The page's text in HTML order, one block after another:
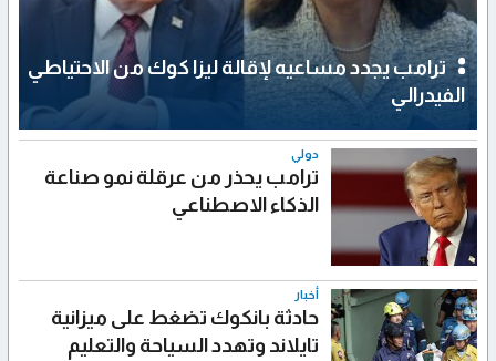
ترامب يجدد مساعيه لإقالة ليزا كوك من الاحتياطي
الفيدرالي
دولي
ترامب يحذر من عرقلة نمو صناعة
الذكاء الاصطناعي
أخبار
حادثة بانكوك تضغط على ميزانية
تايلاند وتهدد السياحة والتعليم